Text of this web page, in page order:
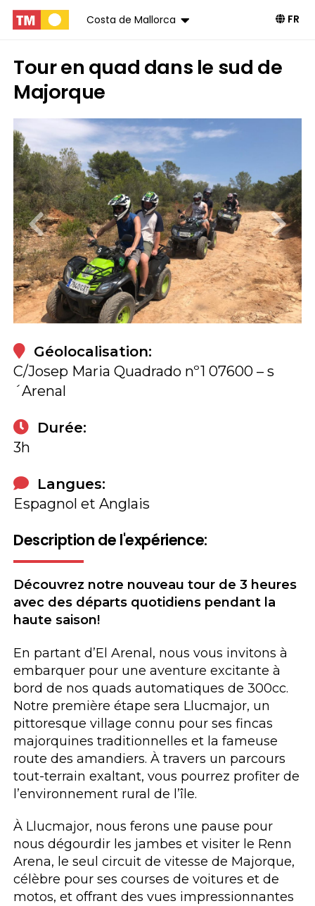
Costa de Mallorca FR
Tour en quad dans le sud de
Majorque
Livre
Géolocalisation:
C/Josep Maria Quadrado nº1 07600 – s
´Arenal
Durée:
3h
Langues:
Espagnol et Anglais
Description de l'expérience:
Découvrez notre nouveau tour de 3 heures
avec des départs quotidiens pendant la
haute saison!
En partant d’El Arenal, nous vous invitons à
embarquer pour une aventure excitante à
bord de nos quads automatiques de 300cc.
Notre première étape sera Llucmajor, un
pittoresque village connu pour ses fincas
majorquines traditionnelles et la fameuse
route des amandiers. À travers un parcours
tout-terrain exaltant, vous pourrez profiter de
l’environnement rural de l’île.
À Llucmajor, nous ferons une pause pour
nous dégourdir les jambes et visiter le Renn
Arena, le seul circuit de vitesse de Majorque,
célèbre pour ses courses de voitures et de
motos, et offrant des vues impressionnantes